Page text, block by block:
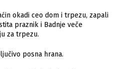
okadi ceo dom i trpezu, zapali
praznik i Badnje veče
za trpezu.
posna hrana.